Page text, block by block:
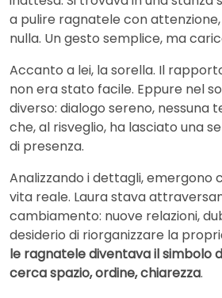
a pulire ragnatele con
nulla. Un gesto semplice, ma
Accanto a lei, la sorella. Il
non era stato facile. Eppure nel
diverso: dialogo sereno, nessuna
che, al risveglio, ha lasciato una
di presenza.
Analizzando i dettagli, emergono
vita reale. Laura stava
cambiamento: nuove relazioni,
desiderio di riorganizzare la
le ragnatele diventava il simbolo
cerca spazio, ordine, chiarezza.